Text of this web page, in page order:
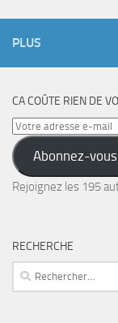
PLUS
CA COÛTE RIEN DE
Votre
adresse
e-
mail
Abonnez-vous
Rejoignez les 195
RECHERCHE
Rechercher :